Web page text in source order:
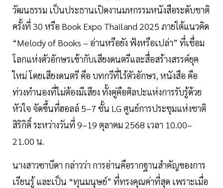
วัฒนธรรม เป็นประธานเปิดงานมหกรรมหนังสือระดับชาติ
ครั้งที่ 30 หรือ Book Expo Thailand 2025 ภายใต้แนวคิด
“Melody of Books – อ่านหรือยัง ฟังหรือเปล่า” ที่เชื่อม
โลกแห่งตัวอักษรเข้ากับเสียงดนตรีและสื่อสร้างสรรค์ยุค
ใหม่ โดยเสียงดนตรี คือ บทกวีที่ไร้ตัวอักษร, หนังสือ คือ
ท่วงทำนองที่ไม่ต้องมีเสียง ทั้งคู่คือศิลปะแห่งการรับรู้ด้วย
หัวใจ จัดขึ้นที่ฮอลล์ 5–7 ชั้น LG ศูนย์การประชุมแห่งชาติ
สิริกิติ์ ระหว่างวันที่ 9–19 ตุลาคม 2568 เวลา 10.00–
21.00 น.
นางสาวซาบีดา กล่าวว่า การอ่านคือรากฐานสำคัญของการ
เรียนรู้ และเป็น “ทุนมนุษย์” ที่ทรงคุณค่าที่สุด เพราะเมื่อ